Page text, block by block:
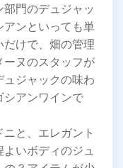
門のデュジャッ
ンといっても単
けで、畑の管理
ヌのスタッフが
ジャックの味わ
アンワインで
と、エレガント
いボディのジュ